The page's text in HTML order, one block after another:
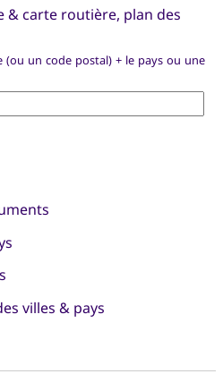
& carte routière, plan des
(ou un code postal) + le pays ou une
villes & pays